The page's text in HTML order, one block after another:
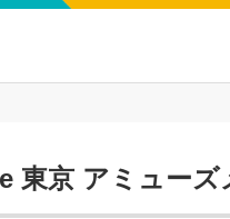
東京 アミューズ